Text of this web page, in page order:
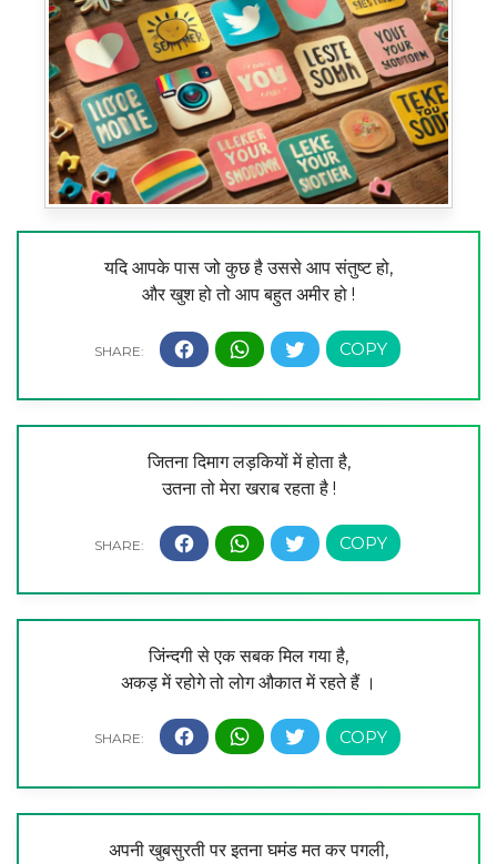
यदि आपके पास जो कुछ है उससे आप संतुष्ट हो,
और खुश हो तो आप बहुत अमीर हो !
जितना दिमाग लड़कियों में होता है,
उतना तो मेरा खराब रहता है !
जिंन्दगी से एक सबक मिल गया है,
अकड़ में रहोगे तो लोग औकात में रहते हैं ।
अपनी खुबसुरती पर इतना घमंड मत कर पगली,